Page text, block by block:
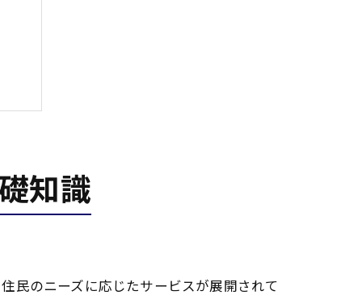
知識
民のニーズに応じたサービスが展開されて